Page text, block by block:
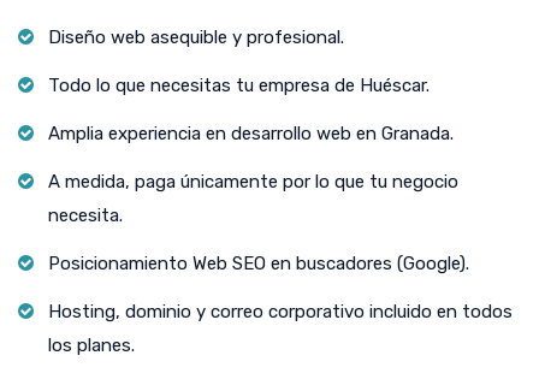
Diseño web asequible y profesional.
Todo lo que necesitas tu empresa de Huéscar.
Amplia experiencia en desarrollo web en Granada.
A medida, paga únicamente por lo que tu negocio
necesita.
Posicionamiento Web SEO en buscadores (Google).
Hosting, dominio y correo corporativo incluido en todos
los planes.